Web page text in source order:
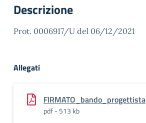
Descrizione
Prot. 0006917/U del 06/12/2021
Allegati
FIRMATO_bando_progettista
pdf - 513 kb